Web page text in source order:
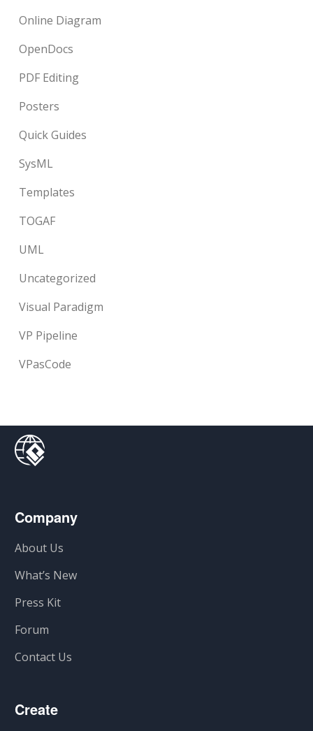
Online Diagram
OpenDocs
PDF Editing
Posters
Quick Guides
SysML
Templates
TOGAF
UML
Uncategorized
Visual Paradigm
VP Pipeline
VPasCode
Company
About Us
What’s New
Press Kit
Forum
Contact Us
Create